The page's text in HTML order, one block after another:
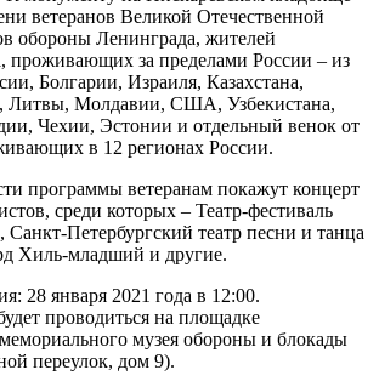
ветеранов Великой Отечественной
обороны Ленинграда, жителей
проживающих за пределами России – из
Болгарии, Израиля, Казахстана,
Литвы, Молдавии, США, Узбекистана,
Чехии, Эстонии и отдельный венок от
в 12 регионах России.
программы ветеранам покажут концерт
среди которых – Театр-фестиваль
Петербургский театр песни и танца
Хиль-младший и другие.
28 января 2021 года в 12:00.
проводиться на площадке
музея обороны и блокады
переулок, дом 9).